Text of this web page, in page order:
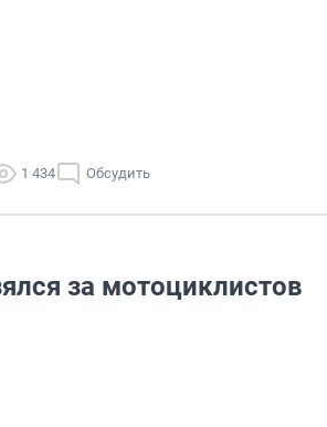
1 434 Обсудить
за мотоциклистов